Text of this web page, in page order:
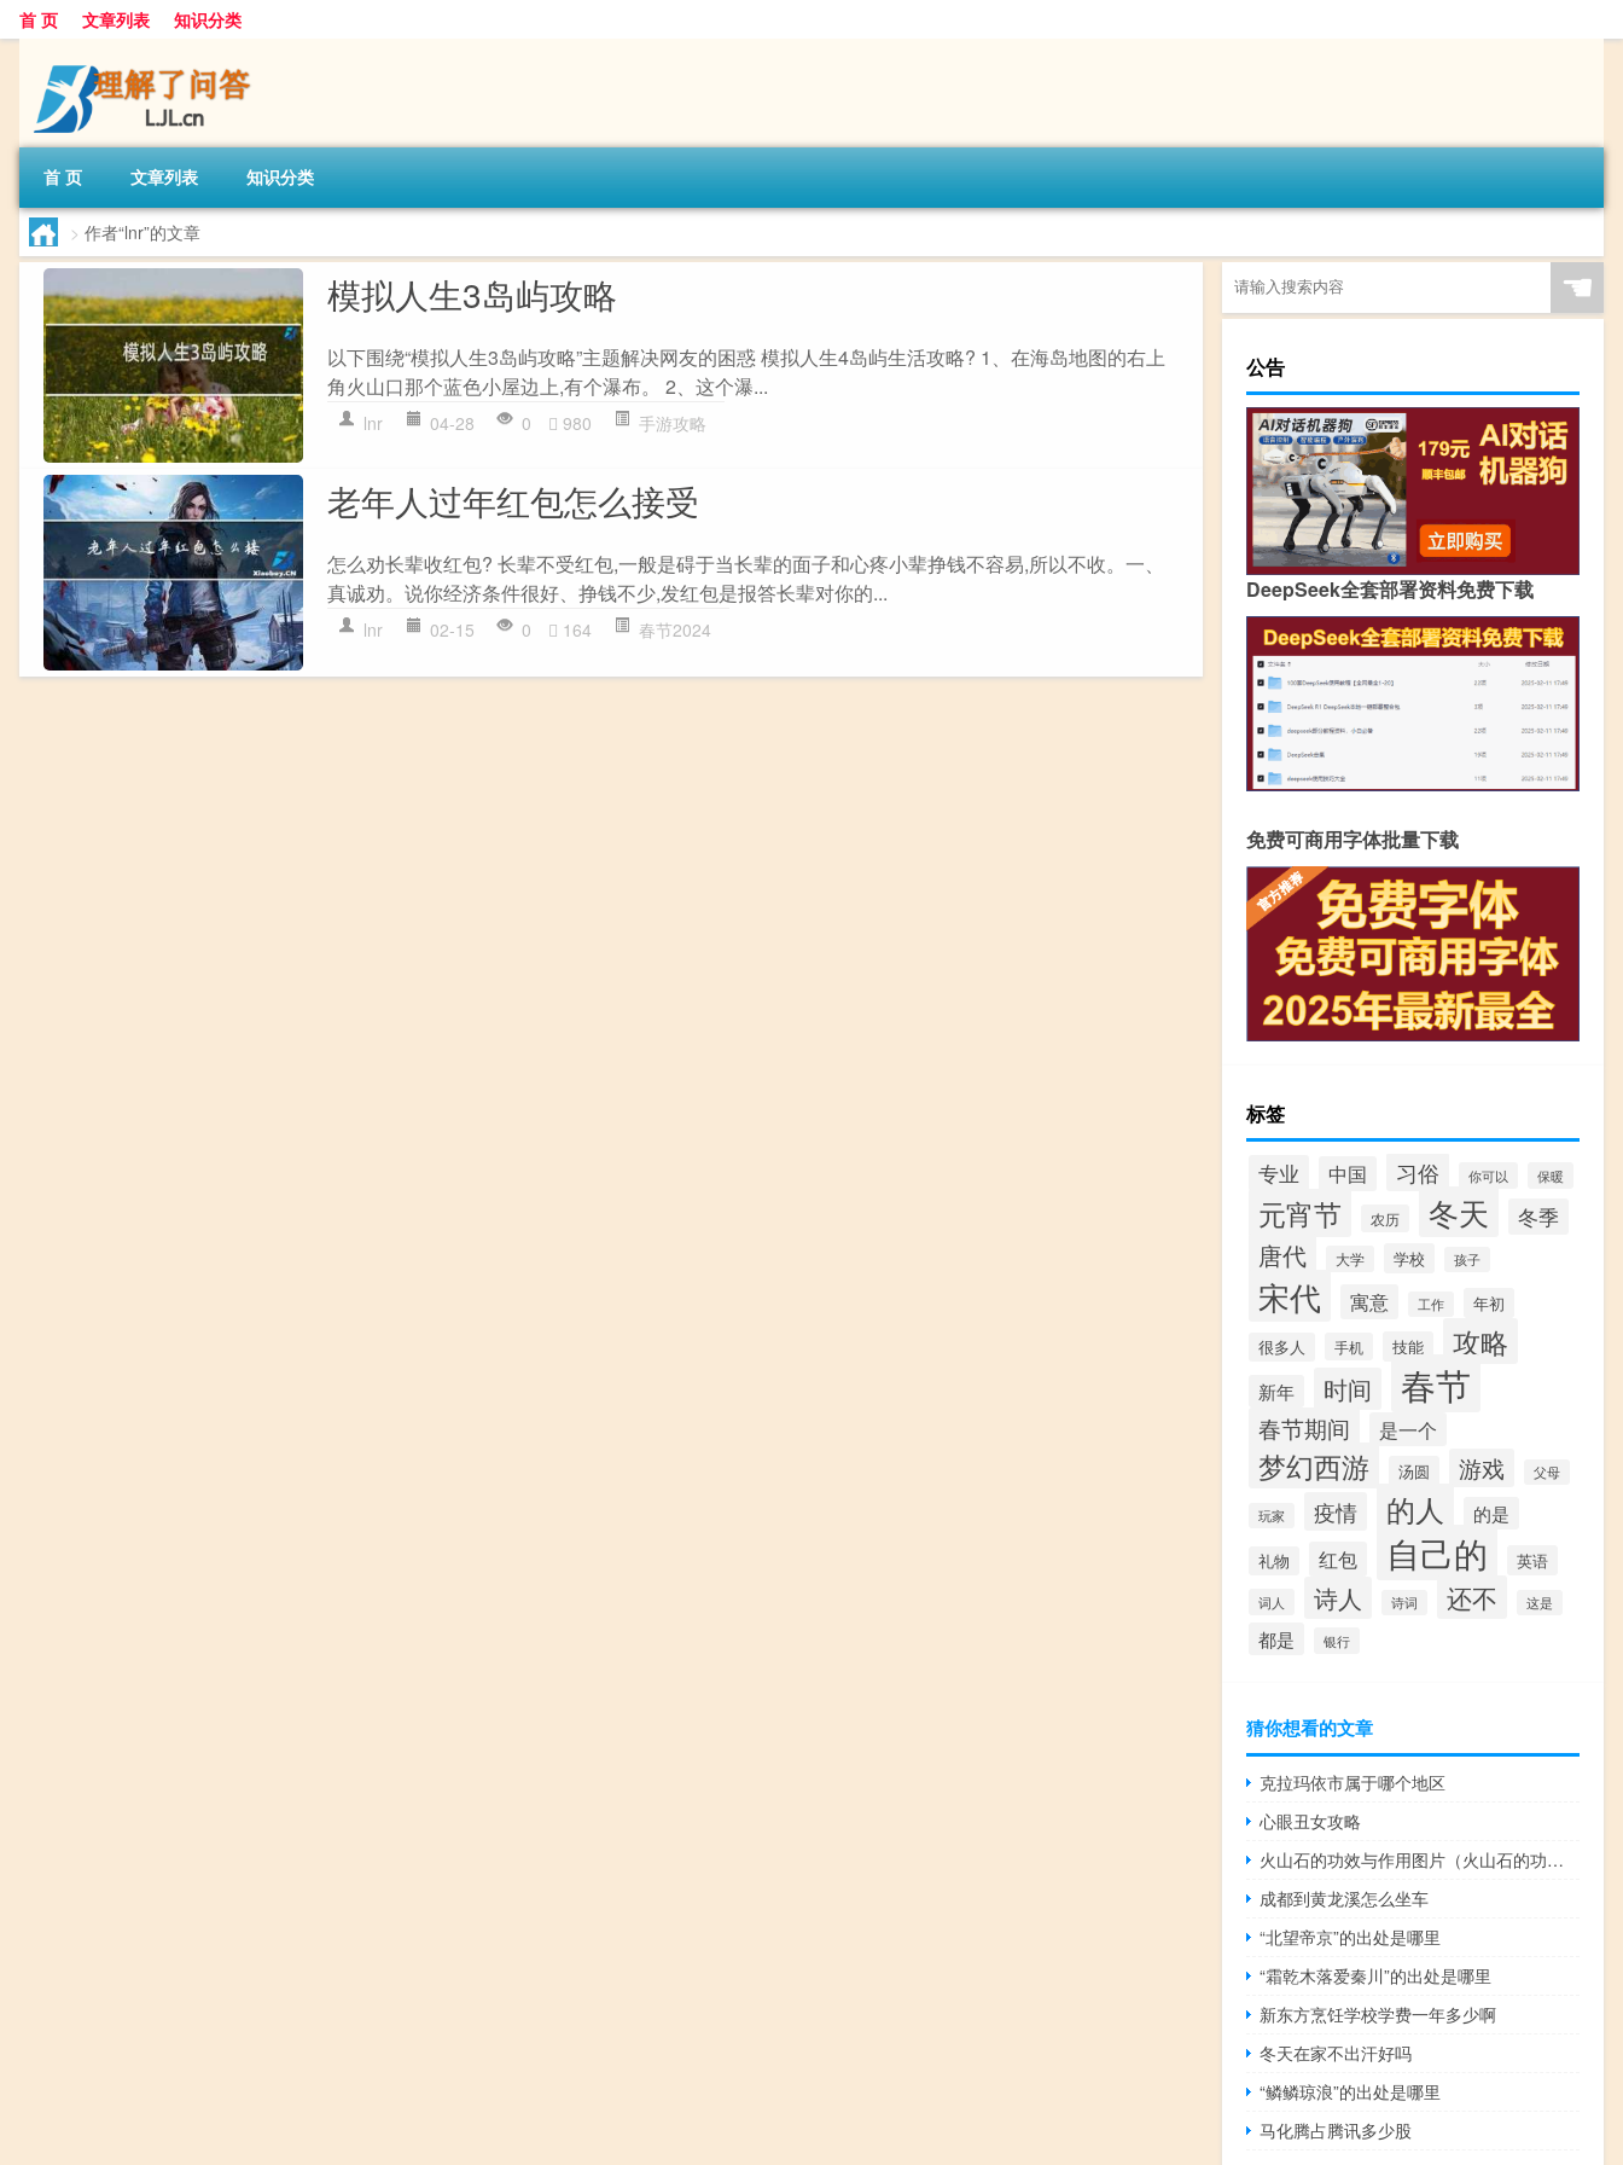
首 页 文章列表 知识分类
首 页 文章列表 知识分类
> 作者“lnr”的文章
模拟人生3岛屿攻略
以下围绕“模拟人生3岛屿攻略”主题解决网友的困惑 模拟人生4岛屿生活攻略? 1、在海岛地图的右上
角火山口那个蓝色小屋边上,有个瀑布。 2、这个瀑...
lnr 04-28 0 980 手游攻略
老年人过年红包怎么接受
怎么劝长辈收红包? 长辈不受红包,一般是碍于当长辈的面子和心疼小辈挣钱不容易,所以不收。一、
真诚劝。说你经济条件很好、挣钱不少,发红包是报答长辈对你的...
lnr 02-15 0 164 春节2024
☚
公告
DeepSeek全套部署资料免费下载
免费可商用字体批量下载
标签
专业 中国 习俗 你可以 保暖
元宵节 农历 冬天 冬季
唐代 大学 学校 孩子
宋代 寓意 工作 年初
很多人 手机 技能 攻略
新年 时间 春节
春节期间 是一个
梦幻西游 汤圆 游戏 父母
玩家 疫情 的人 的是
礼物 红包 自己的 英语
词人 诗人 诗词 还不 这是
都是 银行
猜你想看的文章
克拉玛依市属于哪个地区
心眼丑女攻略
火山石的功效与作用图片（火山石的功效与作用）
成都到黄龙溪怎么坐车
“北望帝京”的出处是哪里
“霜乾木落爱秦川”的出处是哪里
新东方烹饪学校学费一年多少啊
冬天在家不出汗好吗
“鳞鳞琼浪”的出处是哪里
马化腾占腾讯多少股